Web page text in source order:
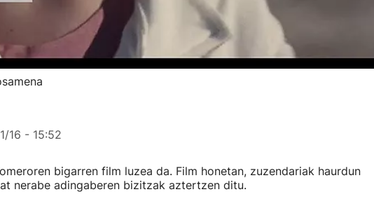
16 - 15:52
bigarren film luzea da. Film honetan, zuzendariak haurdun
nerabe adingaberen bizitzak aztertzen ditu.